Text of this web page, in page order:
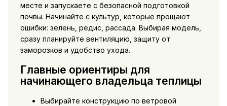
месте и запускаете с безопасной подготовкой
почвы. Начинайте с культур, которые прощают
ошибки: зелень, редис, рассада. Выбирая модель,
сразу планируйте вентиляцию, защиту от
заморозков и удобство ухода.
Главные ориентиры для
начинающего владельца теплицы
Выбирайте конструкцию по ветровой